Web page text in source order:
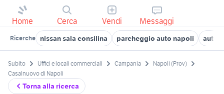
Home Cerca Vendi Messaggi
Ricerche nissan sala consilina parcheggio auto napoli auto
Torna alla ricerca
Subito Uffici e locali commerciali Campania
Napoli (Prov)
Casalnuovo di Napoli